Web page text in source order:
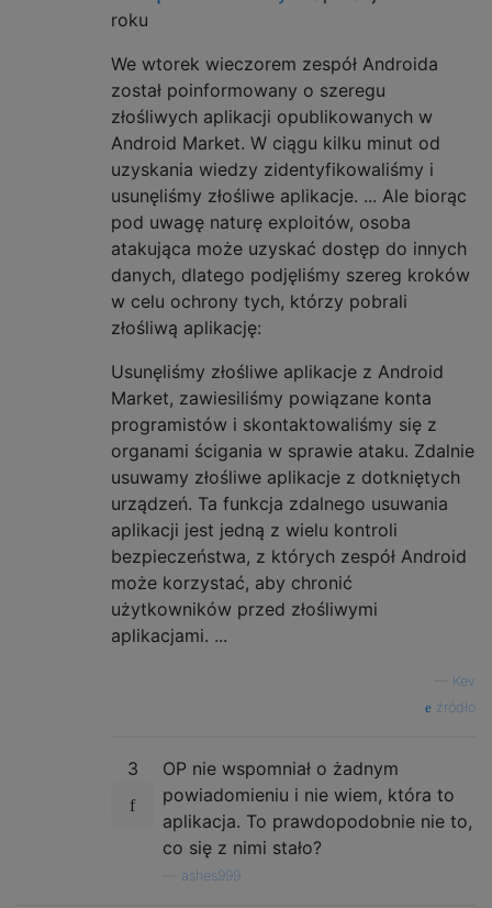
roku
We wtorek wieczorem zespół Androida
został poinformowany o szeregu
złośliwych aplikacji opublikowanych w
Android Market. W ciągu kilku minut od
uzyskania wiedzy zidentyfikowaliśmy i
usunęliśmy złośliwe aplikacje. ... Ale biorąc
pod uwagę naturę exploitów, osoba
atakująca może uzyskać dostęp do innych
danych, dlatego podjęliśmy szereg kroków
w celu ochrony tych, którzy pobrali
złośliwą aplikację:
Usunęliśmy złośliwe aplikacje z Android
Market, zawiesiliśmy powiązane konta
programistów i skontaktowaliśmy się z
organami ścigania w sprawie ataku. Zdalnie
usuwamy złośliwe aplikacje z dotkniętych
urządzeń. Ta funkcja zdalnego usuwania
aplikacji jest jedną z wielu kontroli
bezpieczeństwa, z których zespół Android
może korzystać, aby chronić
użytkowników przed złośliwymi
aplikacjami. ...
Kev
źródło
3
OP nie wspomniał o żadnym
powiadomieniu i nie wiem, która to
aplikacja. To prawdopodobnie nie to,
co się z nimi stało?
ashes999